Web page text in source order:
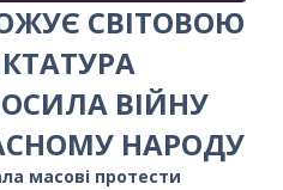
СВІТОВОЮ
ВІЙНУ
НАРОДУ
масові протести